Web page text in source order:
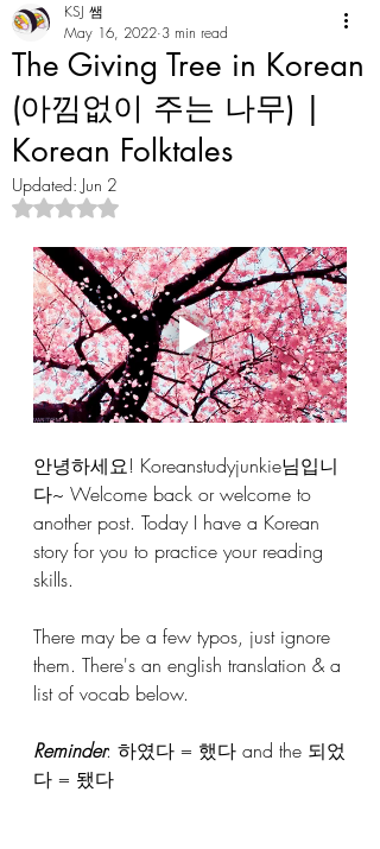
The Giving Tree in Korean
(아낌없이 주는 나무) |
Korean Folktales
KSJ 쌤
May 16, 2022 3 min read
Updated: Jun 2
Rated NaN out of 5 stars.
안녕하세요! Koreanstudyjunkie님입니
다~ Welcome back or welcome to
another post. Today I have a Korean
story for you to practice your reading
skills.
There may be a few typos, just ignore
them. There's an english translation & a
list of vocab below.
Reminder: 하였다 = 했다 and the 되었
다 = 됐다